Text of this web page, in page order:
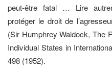
peut-être fatal … Lire
protéger le droit de
(Sir Humphrey Waldock, The
Individual States in
498 (1952).